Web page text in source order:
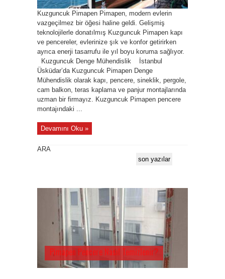
Kuzguncuk Pimapen Pimapen, modern evlerin
vazgeçilmez bir öğesi haline geldi. Gelişmiş
teknolojilerle donatılmış Kuzguncuk Pimapen kapı
ve pencereler, evlerinize şık ve konfor getirirken
ayrıca enerji tasarrufu ile yıl boyu koruma sağlıyor.
Kuzguncuk Denge Mühendislik İstanbul
Üsküdar’da Kuzguncuk Pimapen Denge
Mühendislik olarak kapı, pencere, sineklik, pergole,
cam balkon, teras kaplama ve panjur montajlarında
uzman bir firmayız. Kuzguncuk Pimapen pencere
montajındaki ...
Devamını Oku »
ARA
son yazılar
Pimapen Pencere Nasıl Temizlenir?